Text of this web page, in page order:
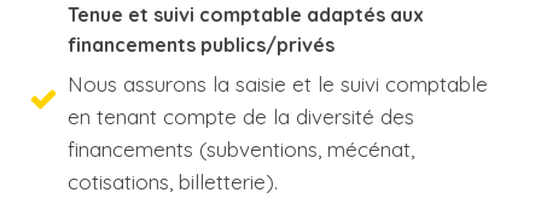
Tenue et suivi comptable adaptés aux
financements publics/privés
Nous assurons la saisie et le suivi comptable
en tenant compte de la diversité des
financements (subventions, mécénat,
cotisations, billetterie).